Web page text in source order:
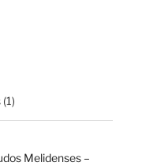
(1)
Melidenses –